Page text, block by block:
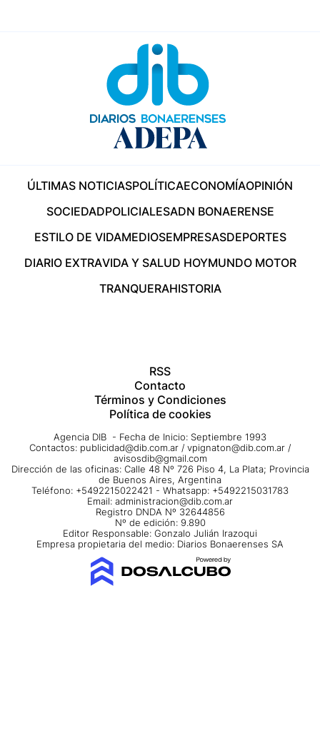
ÚLTIMAS NOTICIASPOLÍTICAECONOMÍAOPINIÓN
SOCIEDADPOLICIALESADN BONAERENSE
ESTILO DE VIDAMEDIOSEMPRESASDEPORTES
DIARIO EXTRAVIDA Y SALUD HOYMUNDO MOTOR
TRANQUERAHISTORIA
RSS
Contacto
Términos y Condiciones
Política de cookies
Agencia DIB - Fecha de Inicio: Septiembre 1993
Contactos: publicidad@dib.com.ar / vpignaton@dib.com.ar /
avisosdib@gmail.com
Dirección de las oficinas: Calle 48 Nº 726 Piso 4, La Plata; Provincia
de Buenos Aires, Argentina
Teléfono: +5492215022421 - Whatsapp: +5492215031783
Email: administracion@dib.com.ar
Registro DNDA Nº 32644856
Nº de edición: 9.890
Editor Responsable: Gonzalo Julián Irazoqui
Empresa propietaria del medio: Diarios Bonaerenses SA